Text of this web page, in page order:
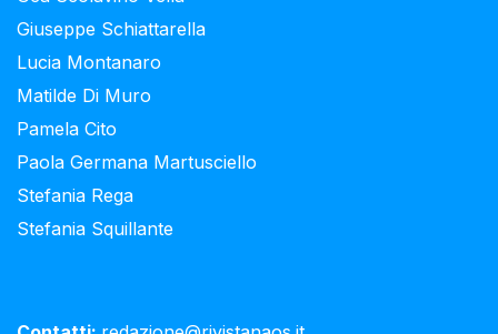
Giuseppe Schiattarella
Lucia Montanaro
Matilde Di Muro
Pamela Cito
Paola Germana Martusciello
Stefania Rega
Stefania Squillante